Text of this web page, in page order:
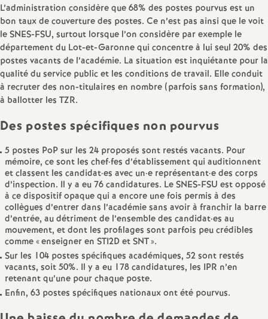
S
e
c
n
d
d
e
g
r
L’administration considère que 68% des postes pourvus est un
bon taux de couverture des postes. Ce n’est pas ainsi que le voit
le SNES-FSU, surtout lorsque l’on considère par exemple le
département du Lot-et-Garonne qui concentre à lui seul 20% des
postes vacants de l’académie. La situation est inquiétante pour la
qualité du service public et les conditions de travail. Elle conduit
à recruter des non-titulaires en nombre (parfois sans formation),
à ballotter les TZR.
Des postes spécifiques non pourvus
5 postes PoP sur les 24 proposés sont restés vacants. Pour
mémoire, ce sont les chef·fes d’établissement qui auditionnent
et classent les candidat·es avec un·e représentant·e des corps
d’inspection. Il y a eu 76 candidatures. Le SNES-FSU est opposé
à ce dispositif opaque qui a encore une fois permis à des
collègues d’entrer dans l’académie sans avoir à franchir la barre
d’entrée, au détriment de l’ensemble des candidat·es au
mouvement, et dont les profilages sont parfois peu crédibles
comme «enseigner en STI2D et SNT».
Sur les 104 postes spécifiques académiques, 52 sont restés
vacants, soit 50%. Il y a eu 178 candidatures, les IPR n’en
retenant qu’une pour chaque poste.
Enfin, 63 postes spécifiques nationaux ont été pourvus.